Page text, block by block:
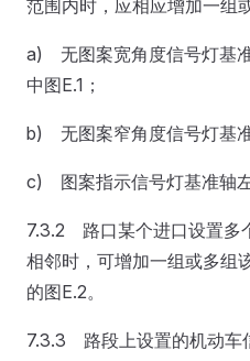
范围内时，应相应增加一组
a) 无图案宽角度信号灯基
中图E.1；
b) 无图案窄角度信号灯基准
c) 图案指示信号灯基准轴左
7.3.2 路口某个进口设置多
相邻时，可增加一组或多组
的图E.2。
7.3.3 路段上设置的机动车